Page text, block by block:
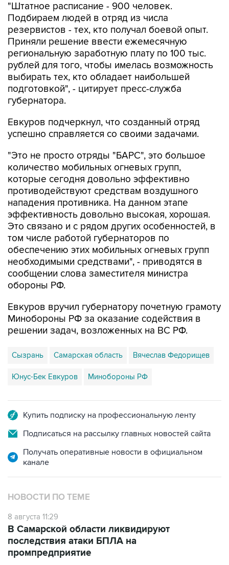
"Штатное расписание - 900 человек.
Подбираем людей в отряд из числа
резервистов - тех, кто получал боевой опыт.
Приняли решение ввести ежемесячную
региональную заработную плату по 100 тыс.
рублей для того, чтобы имелась возможность
выбирать тех, кто обладает наибольшей
подготовкой", - цитирует пресс-служба
губернатора.
Евкуров подчеркнул, что созданный отряд
успешно справляется со своими задачами.
"Это не просто отряды "БАРС", это большое
количество мобильных огневых групп,
которые сегодня довольно эффективно
противодействуют средствам воздушного
нападения противника. На данном этапе
эффективность довольно высокая, хорошая.
Это связано и с рядом других особенностей, в
том числе работой губернаторов по
обеспечению этих мобильных огневых групп
необходимыми средствами", - приводятся в
сообщении слова заместителя министра
обороны РФ.
Евкуров вручил губернатору почетную грамоту
Минобороны РФ за оказание содействия в
решении задач, возложенных на ВС РФ.
Сызрань Самарская область Вячеслав Федорищев
Юнус-Бек Евкуров Минобороны РФ
Купить подписку на профессиональную ленту
Подписаться на рассылку главных новостей сайта
Получать оперативные новости в официальном
канале
НОВОСТИ ПО ТЕМЕ
8 августа 11:29
В Самарской области ликвидируют
последствия атаки БПЛА на
промпредприятие